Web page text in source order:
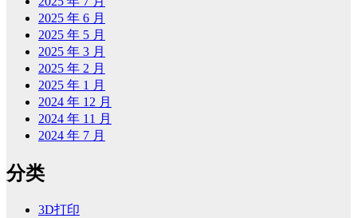
2025 年 6 月
2025 年 5 月
2025 年 3 月
2025 年 2 月
2025 年 1 月
2024 年 12 月
2024 年 11 月
2024 年 7 月
分类
3D打印